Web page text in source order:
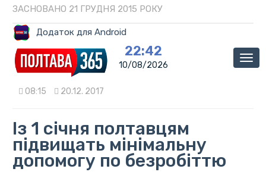
ЗАСНОВАНО 21 ГРУДНЯ 2015 РОКУ
Додаток для Android
22:42
10/08/2026
08:15 20.12. 2017
Із 1 січня полтавцям
підвищать мінімальну
допомогу по безробіттю